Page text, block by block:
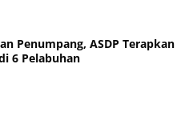
Penumpang, ASDP Terapkan
6 Pelabuhan